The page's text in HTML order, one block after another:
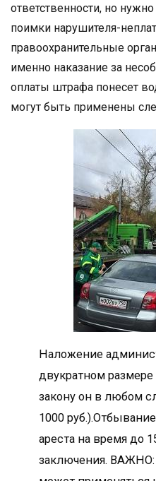
ответственности, но
поимки нарушителя-
правоохранительные
именно наказание за
оплаты штрафа понесет
могут быть применены
Наложение
двукратном
закону он в любом
1000
ареста на время до
заключения. ВАЖНО: